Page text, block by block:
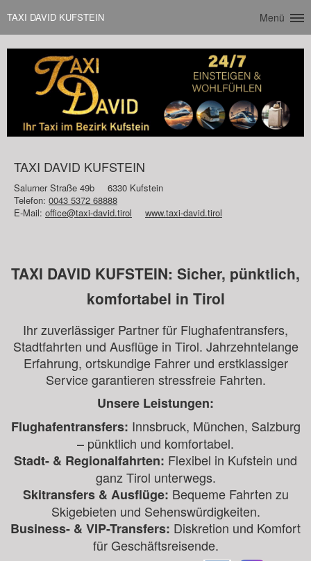
TAXI DAVID KUFSTEIN Menü
TAXI DAVID KUFSTEIN
Salurner Straße 49b
6330 Kufstein
Telefon: 0043 5372 68888
E-Mail: office@taxi-david.tirol www.taxi-david.tirol
TAXI DAVID KUFSTEIN: Sicher, pünktlich,
komfortabel in Tirol
Ihr zuverlässiger Partner für Flughafentransfers,
Stadtfahrten und Ausflüge in Tirol. Jahrzehntelange
Erfahrung, ortskundige Fahrer und erstklassiger
Service garantieren stressfreie Fahrten.
Unsere Leistungen:
Flughafentransfers: Innsbruck, München, Salzburg
– pünktlich und komfortabel.
Stadt- & Regionalfahrten: Flexibel in Kufstein und
ganz Tirol unterwegs.
Skitransfers & Ausflüge: Bequeme Fahrten zu
Skigebieten und Sehenswürdigkeiten.
Business- & VIP-Transfers: Diskretion und Komfort
für Geschäftsreisende.